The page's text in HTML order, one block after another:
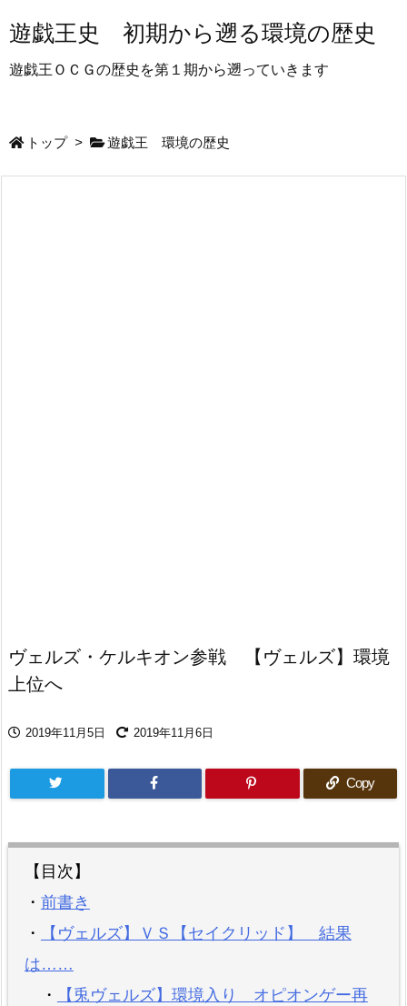
遊戯王史 初期から遡る環境の歴史
遊戯王ＯＣＧの歴史を第１期から遡っていきます
トップ > 遊戯王 環境の歴史
ヴェルズ・ケルキオン参戦 【ヴェルズ】環境
上位へ
2019年11月5日 2019年11月6日
Copy
【目次】
・ 前書き
・
【ヴェルズ】ＶＳ【セイクリッド】 結果
は……
・
【兎ヴェルズ】環境入り オピオンゲー再